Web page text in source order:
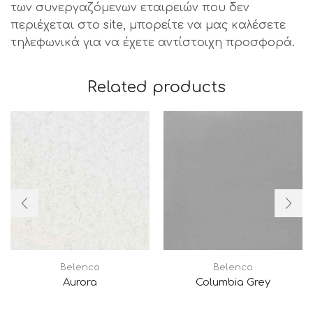
των συνεργαζόμενων εταιρειών που δεν
περιέχεται στο site, μπορείτε να μας καλέσετε
τηλεφωνικά για να έχετε αντίστοιχη προσφορά.
Related products
Belenco
Aurora
Belenco
Columbia Grey